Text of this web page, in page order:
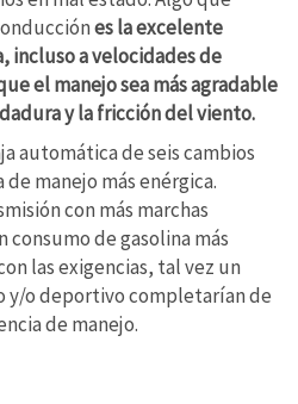
es la excelente
incluso a velocidades de
el manejo sea más agradable
y la fricción del viento.
automática de seis cambios
manejo más enérgica.
con más marchas
de gasolina más
las exigencias, tal vez un
y/o deportivo completarían de
de manejo.